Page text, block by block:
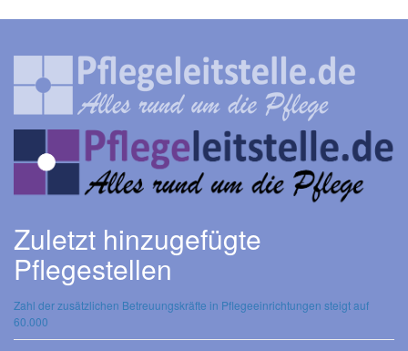
Zuletzt hinzugefügte
Pflegestellen
Zahl der zusätzlichen Betreuungskräfte in Pflegeeinrichtungen steigt auf
60.000